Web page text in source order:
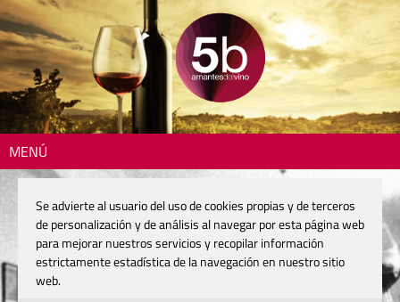
MENÚ
Se advierte al usuario del uso de cookies propias y de terceros
de personalización y de análisis al navegar por esta página web
para mejorar nuestros servicios y recopilar información
estrictamente estadística de la navegación en nuestro sitio
web.